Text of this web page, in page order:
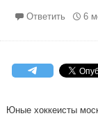
Ответить 6
Юные хоккеисты